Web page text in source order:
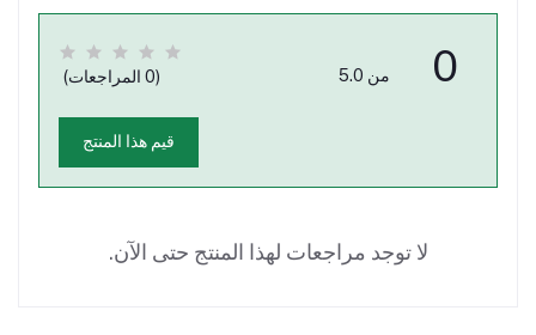
0 من 5.0 (0 المراجعات)
قيم هذا المنتج
لا توجد مراجعات لهذا المنتج حتى الآن.